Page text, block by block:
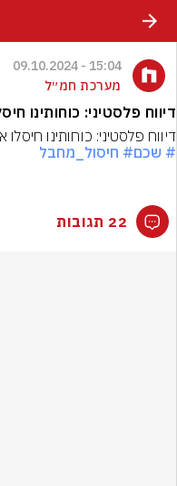
15:04 - 09.10.2024
מערכת חמ״ל
דיווח פלסטיני: כוחותינו
דיווח פלסטיני: כוחותינו
# שכם# חיסול_מחבל
22 תגובות